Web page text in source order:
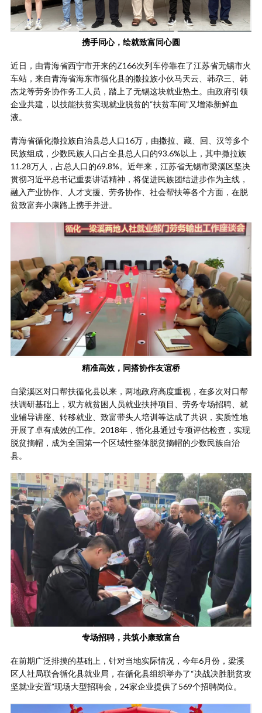
携手同心，绘就致富同心圆
近日，由青海省西宁市开来的Z166次列车停靠在了江苏省无锡市火
车站，来自青海省海东市循化县的撒拉族小伙马天云、韩尕三、韩
杰龙等劳务协作务工人员，踏上了无锡这块就业热土。由政府引领
企业共建，以技能扶贫实现就业脱贫的“扶贫车间”又增添新鲜血
液。
青海省循化撒拉族自治县总人口16万，由撒拉、藏、回、汉等多个
民族组成，少数民族人口占全县总人口的93.6%以上，其中撒拉族
11.28万人，占总人口的69.8%。近年来，江苏省无锡市梁溪区坚决
贯彻习近平总书记重要讲话精神，将促进民族团结进步作为主线，
融入产业协作、人才支援、劳务协作、社会帮扶等各个方面，在脱
贫致富奔小康路上携手并进。
精准高效，同搭协作友谊桥
自梁溪区对口帮扶循化县以来，两地政府高度重视，在多次对口帮
扶调研基础上，双方就贫困人员就业扶持项目、劳务专场招聘、就
业辅导讲座、转移就业、致富带头人培训等达成了共识，实质性地
开展了卓有成效的工作。2018年，循化县通过专项评估检查，实现
脱贫摘帽，成为全国第一个区域性整体脱贫摘帽的少数民族自治
县。
专场招聘，共筑小康致富台
在前期广泛排摸的基础上，针对当地实际情况，今年6月份，梁溪
区人社局联合循化县就业局，在循化县组织举办了“决战决胜脱贫攻
坚就业安置”现场大型招聘会，24家企业提供了569个招聘岗位。